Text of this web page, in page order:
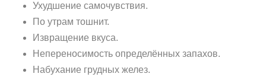
Ухудшение самочувствия.
По утрам тошнит.
Извращение вкуса.
Непереносимость определённых запахов.
Набухание грудных желез.